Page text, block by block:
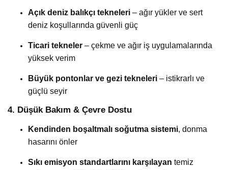
Açık deniz balıkçı tekneleri – ağır yükler ve sert
deniz koşullarında güvenli güç
Ticari tekneler – çekme ve ağır iş uygulamalarında
yüksek verim
Büyük pontonlar ve gezi tekneleri – istikrarlı ve
güçlü seyir
4. Düşük Bakım & Çevre Dostu
Kendinden boşaltmalı soğutma sistemi, donma
hasarını önler
Sıkı emisyon standartlarını karşılayan temiz